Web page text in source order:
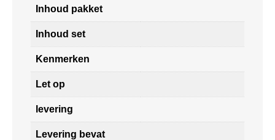
Inhoud pakket
Inhoud set
Kenmerken
Let op
levering
Levering bevat